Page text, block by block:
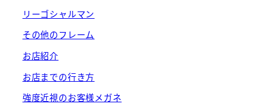
リーゴシャルマン
その他のフレーム
お店紹介
お店までの行き方
強度近視のお客様メガネ